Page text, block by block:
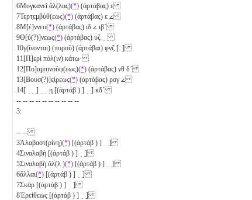
6Μογκανεὶ ἄλ(λας)(*) (ἀρτάβας) ε
7Τερτ̣εμβύθ(εως)(*) (ἀρτάβας) ε 𐅵
8Μ[έ]ννευ(*) (ἀρτάβας) ιδ 𐅵 ιβ´
9Θ[ύ(?)]νεως(*) (ἀρτάβας) υζ ̣ ̣
10γ(ίνονται) (πυροῦ) (ἀρτάβαι) φνζ [ ̣]
11 [Π]ερὶ πόλ(ιν) κάτω·
12[Πο]α̣μ̣π̣ινούφ(εως)(*) (ἀρτάβας) νθ δ´
13[Βουσ(?)]ε̣ίρεως(*) (ἀρτάβας) ρογ 𐅵
14[ ̣ ̣ ̣] ̣ ̣ ̣η [(ἀρτάβ ) ] ̣ ̣] κδ´
-- -- -- -- -- -- -- -- -- --
3:
-- --
3Ἀλαβαστ(ρίνη)(*) [(ἀρτάβ ) ] ̣ ̣]
4Σιναλαβὴ [(ἀρτάβ ) ] ̣ ̣]
5Σιναλαβὴ ἄλ(λ )(*) [(ἀρτάβ ) ] ̣ ̣]
6ἄλλαι(*) [(ἀρτάβ ) ] ̣ ̣]
7Σκὰρ [(ἀρτάβ ) ] ̣ ̣]
8Ἐρείθεως [(ἀρτάβ ) ] ̣ ̣]